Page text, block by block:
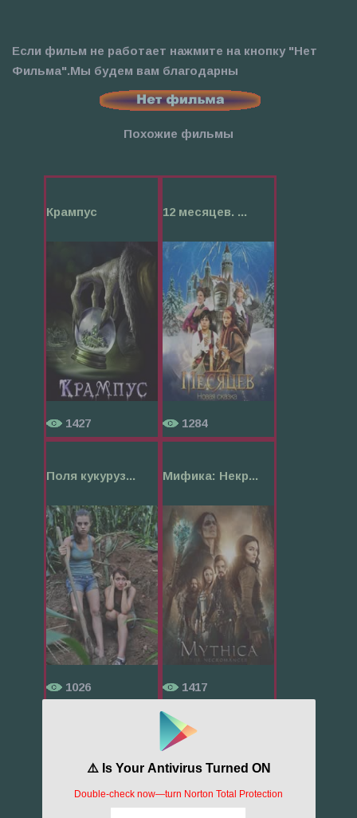
Если фильм не работает нажмите на кнопку "Нет
Фильма".Мы будем вам благодарны
Похожие фильмы
Крампус
1427
12 месяцев. ...
1284
Поля кукуруз...
1026
Мифика: Некр...
1417
Ковбои проти...